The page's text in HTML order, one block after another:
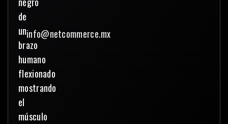
info@netcommerce.mx